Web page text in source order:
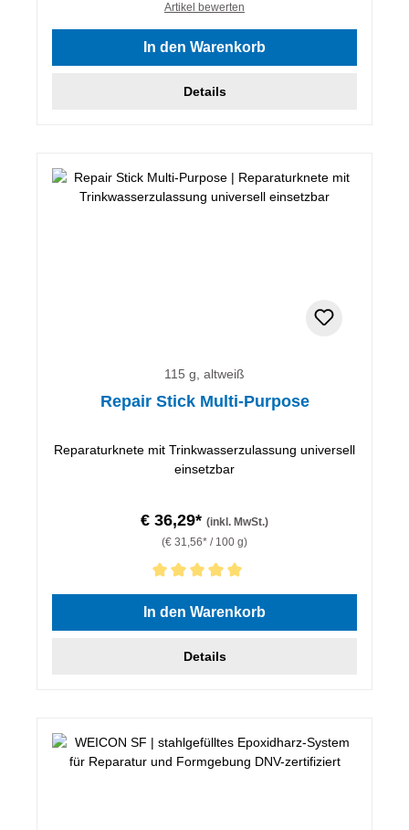
Artikel bewerten
In den Warenkorb
Details
115 g, altweiß
Repair Stick Multi-Purpose
Reparaturknete mit Trinkwasserzulassung universell
einsetzbar
€ 36,29* (inkl. MwSt.)
(€ 31,56* / 100 g)
Durchschnittliche Bewertung von 5 von 5 Sternen
In den Warenkorb
Details